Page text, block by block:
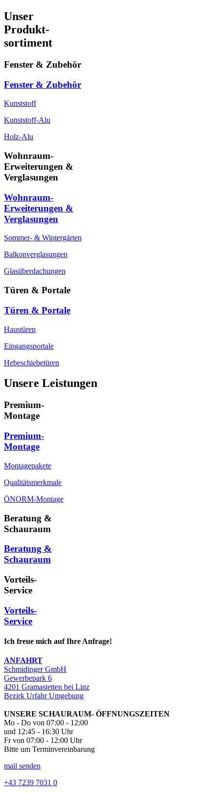
Unser
Produkt-
sortiment
Fenster & Zubehör
Fenster & Zubehör
Kunststoff
Kunststoff-Alu
Holz-Alu
Wohnraum-
Erweiterungen &
Verglasungen
Wohnraum-
Erweiterungen &
Verglasungen
Sommer- & Wintergärten
Balkonverglasungen
Glasüberdachungen
Türen & Portale
Türen & Portale
Haustüren
Eingangsportale
Hebeschiebetüren
Unsere Leistungen
Premium-
Montage
Premium-
Montage
Montagepakete
Qualitätsmerkmale
ÖNORM-Montage
Beratung &
Schauraum
Beratung &
Schauraum
Vorteils-
Service
Vorteils-
Service
Ich freue mich auf Ihre Anfrage!
ANFAHRT
Schmidinger GmbH
Gewerbepark 6
4201 Gramastetten bei Linz
Bezirk Urfahr Umgebung
UNSERE SCHAURAUM- ÖFFNUNGSZEITEN
Mo - Do von 07:00 - 12:00
und 12:45 - 16:30 Uhr
Fr von 07:00 - 12:00 Uhr
Bitte um Terminvereinbarung
mail senden
+43 7239 7031 0